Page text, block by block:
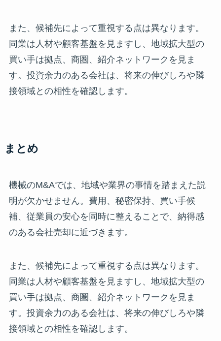
また、候補先によって重視する点は異なります。
同業は人材や顧客基盤を見ますし、地域拡大型の
買い手は拠点、商圏、紹介ネットワークを見ま
す。投資余力のある会社は、将来の伸びしろや隣
接領域との相性を確認します。
まとめ
機械のM&Aでは、地域や業界の事情を踏まえた説
明が欠かせません。費用、秘密保持、買い手候
補、従業員の安心を同時に整えることで、納得感
のある会社売却に近づきます。
また、候補先によって重視する点は異なります。
同業は人材や顧客基盤を見ますし、地域拡大型の
買い手は拠点、商圏、紹介ネットワークを見ま
す。投資余力のある会社は、将来の伸びしろや隣
接領域との相性を確認します。